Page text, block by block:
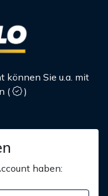
können Sie u.a. mit
(
)
haben: